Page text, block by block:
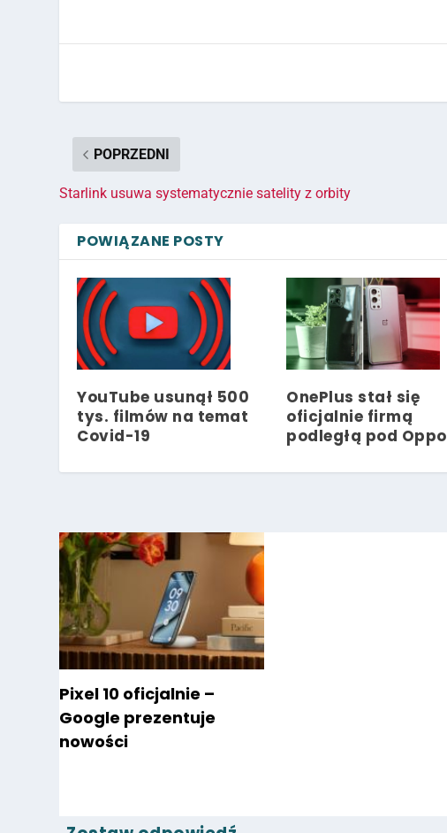
POPRZEDNI
Starlink usuwa systematycznie satelity z orbity
POWIĄZANE POSTY
YouTube usunął 500
tys. filmów na temat
Covid-19
OnePlus stał się
oficjalnie firmą
podległą pod Oppo
Pixel 10 oficjalnie –
Google prezentuje
nowości